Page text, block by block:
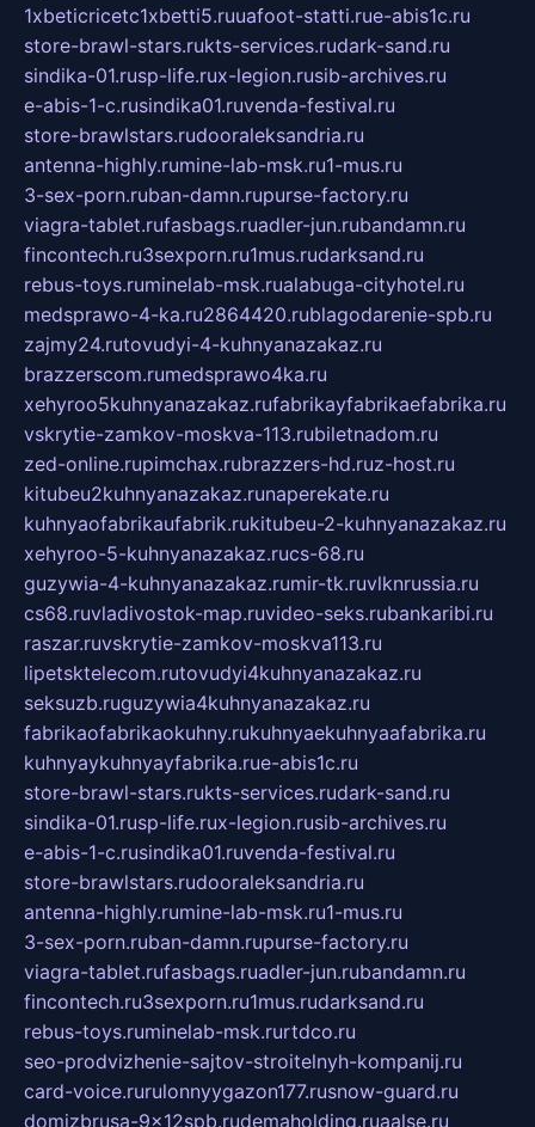
1xbeticricetc1xbetti5.ruuafoot-statti.rue-abis1c.ru
store-brawl-stars.rukts-services.rudark-sand.ru
sindika-01.rusp-life.rux-legion.rusib-archives.ru
e-abis-1-c.rusindika01.ruvenda-festival.ru
store-brawlstars.rudooraleksandria.ru
antenna-highly.rumine-lab-msk.ru1-mus.ru
3-sex-porn.ruban-damn.rupurse-factory.ru
viagra-tablet.rufasbags.ruadler-jun.rubandamn.ru
fincontech.ru3sexporn.ru1mus.rudarksand.ru
rebus-toys.ruminelab-msk.rualabuga-cityhotel.ru
medsprawo-4-ka.ru2864420.rublagodarenie-spb.ru
zajmy24.rutovudyi-4-kuhnyanazakaz.ru
brazzerscom.rumedsprawo4ka.ru
xehyroo5kuhnyanazakaz.rufabrikayfabrikaefabrika.ru
vskrytie-zamkov-moskva-113.rubiletnadom.ru
zed-online.rupimchax.rubrazzers-hd.ruz-host.ru
kitubeu2kuhnyanazakaz.runaperekate.ru
kuhnyaofabrikaufabrik.rukitubeu-2-kuhnyanazakaz.ru
xehyroo-5-kuhnyanazakaz.rucs-68.ru
guzywia-4-kuhnyanazakaz.rumir-tk.ruvlknrussia.ru
cs68.ruvladivostok-map.ruvideo-seks.rubankaribi.ru
raszar.ruvskrytie-zamkov-moskva113.ru
lipetsktelecom.rutovudyi4kuhnyanazakaz.ru
seksuzb.ruguzywia4kuhnyanazakaz.ru
fabrikaofabrikaokuhny.rukuhnyaekuhnyaafabrika.ru
kuhnyaykuhnyayfabrika.rue-abis1c.ru
store-brawl-stars.rukts-services.rudark-sand.ru
sindika-01.rusp-life.rux-legion.rusib-archives.ru
e-abis-1-c.rusindika01.ruvenda-festival.ru
store-brawlstars.rudooraleksandria.ru
antenna-highly.rumine-lab-msk.ru1-mus.ru
3-sex-porn.ruban-damn.rupurse-factory.ru
viagra-tablet.rufasbags.ruadler-jun.rubandamn.ru
fincontech.ru3sexporn.ru1mus.rudarksand.ru
rebus-toys.ruminelab-msk.rurtdco.ru
seo-prodvizhenie-sajtov-stroitelnyh-kompanij.ru
card-voice.rurulonnyygazon177.rusnow-guard.ru
domizbrusa-9x12spb.rudemaholding.ruaalse.ru